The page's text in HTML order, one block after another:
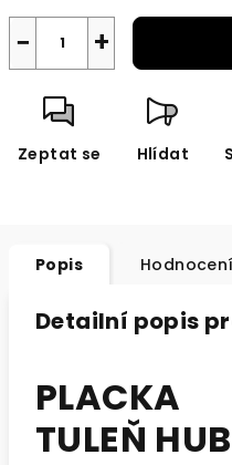
+
−
Zeptat se Hlídat
Popis Hodnocení
Detailní popis
TULEŇ